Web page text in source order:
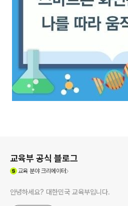
교육부 공식 블로그
교육분야 크리에이터
안녕하세요? 대한민국 교육부입니다.